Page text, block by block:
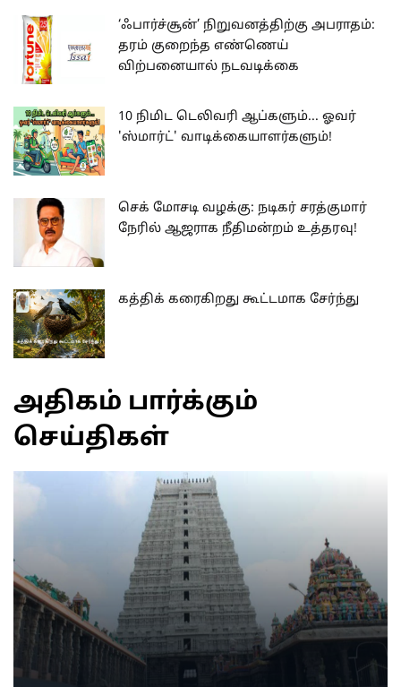
‘ஃபார்ச்சூன்’ நிறுவனத்திற்கு அபராதம்:
தரம் குறைந்த எண்ணெய்
விற்பனையால் நடவடிக்கை
10 நிமிட டெலிவரி ஆப்களும்... ஓவர்
'ஸ்மார்ட்' வாடிக்கையாளர்களும்!
செக் மோசடி வழக்கு: நடிகர் சரத்குமார்
நேரில் ஆஜராக நீதிமன்றம் உத்தரவு!
கத்திக் கரைகிறது கூட்டமாக சேர்ந்து
அதிகம் பார்க்கும்
செய்திகள்